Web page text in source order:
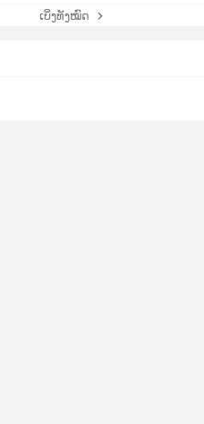
ເບິ່ງທັງໝົດ